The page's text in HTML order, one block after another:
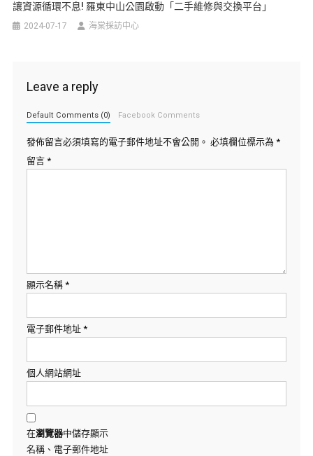
讓資源循環不息! 羅東中山公園啟動「二手維修與交換平台」
2024-07-17 海棠採訪中心
Leave a reply
Default Comments (0) Facebook Comments
發佈留言必須填寫的電子郵件地址不會公開。 必填欄位標示為 *
留言 *
顯示名稱 *
電子郵件地址 *
個人網站網址
在瀏覽器中儲存顯示
名稱、電子郵件地址